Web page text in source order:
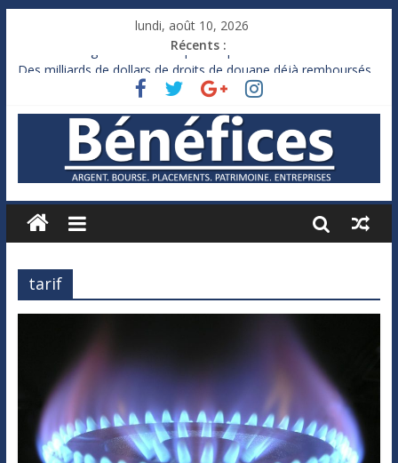
lundi, août 10, 2026
Récents :
France : le logement mis à l’épreuve par la chaleur
Des milliards de dollars de droits de douane déjà remboursés
Royaume-Uni : Andy Burnham recule sur l’impôt
Xavier Niel, le milliardaire qui ne touche presque rien
Ruée des fortunes russes vers l’étranger
tarif